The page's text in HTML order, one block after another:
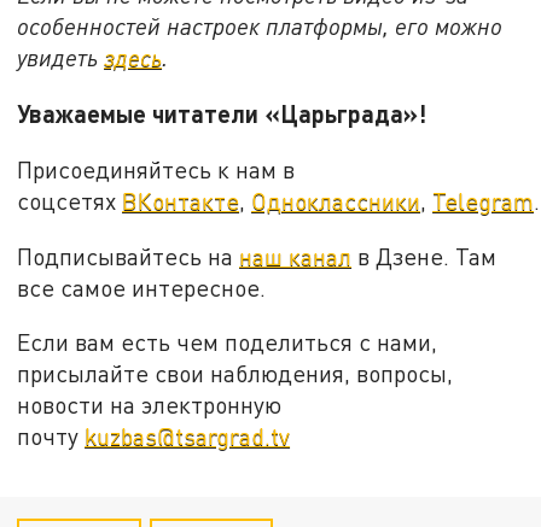
особенностей настроек платформы, его можно
увидетьздесь.
Уважаемые читатели «Царьграда»!
Присоединяйтесь к нам в
соцсетях ВКонтакте, Одноклассники, Telegram.
Подписывайтесь на наш канал в Дзене. Там
все самое интересное.
Если вам есть чем поделиться с нами,
присылайте свои наблюдения, вопросы,
новости на электронную
почту kuzbas@tsargrad.tv